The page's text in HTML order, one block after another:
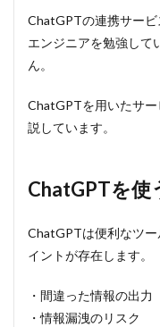
ChatGPTの連携サー
エンジニアを勉強して
ん。
ChatGPTを用いたサ
説しています。
ChatGPTを使
ChatGPTは便利なツ
イントが存在します。
・間違った情報の出
・情報漏洩のリスク